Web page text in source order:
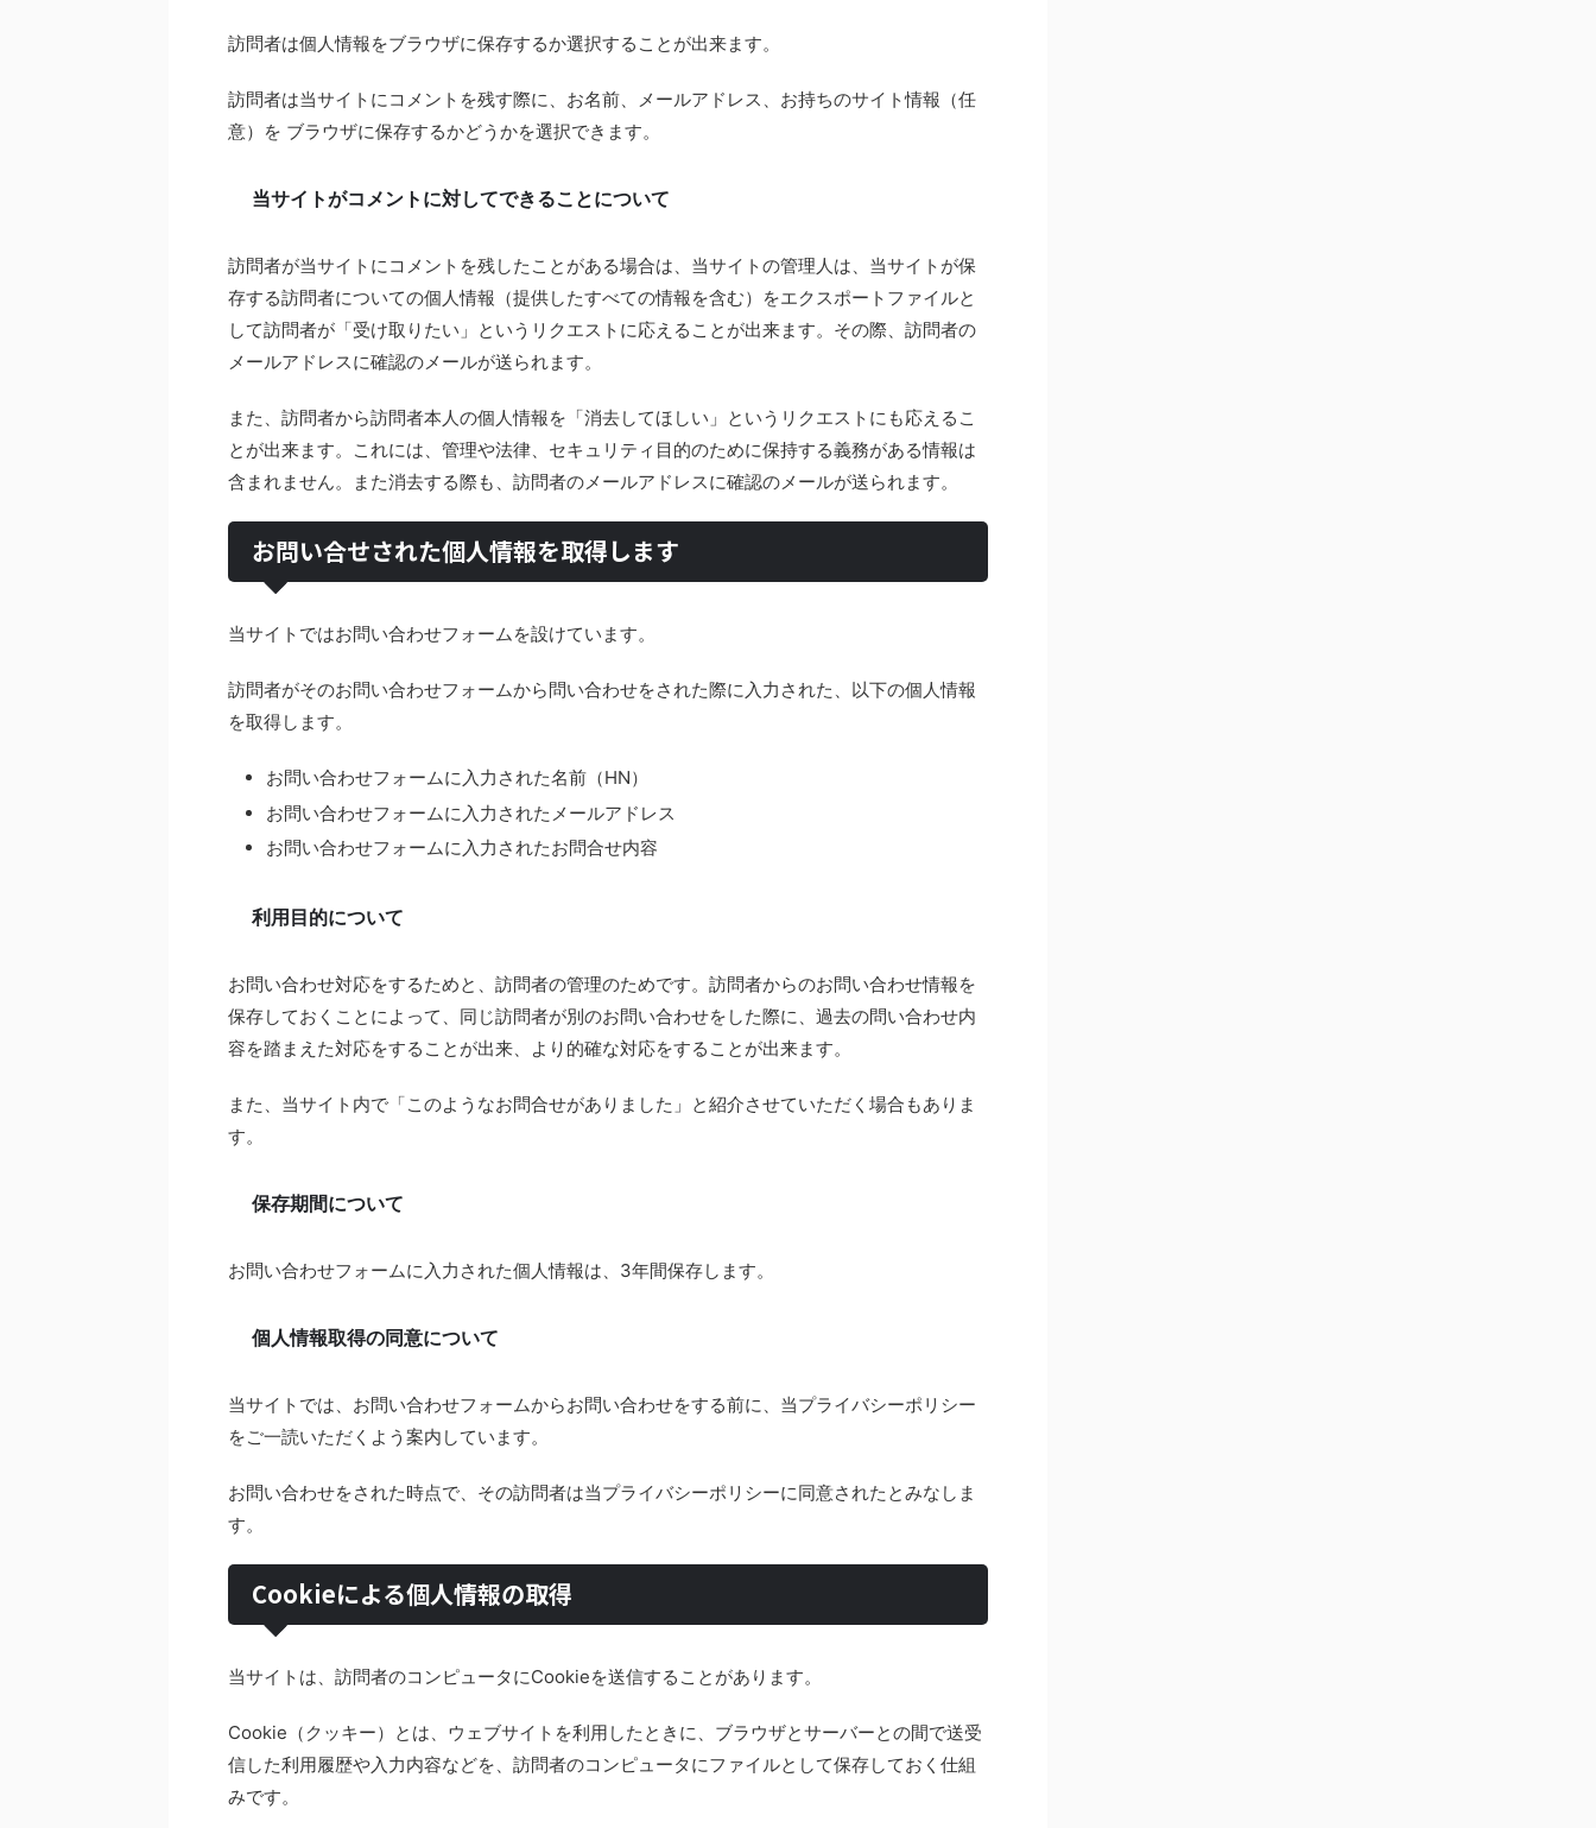
訪問者は個人情報をブラウザに保存するか選択することが出来ます。
訪問者は当サイトにコメントを残す際に、お名前、メールアドレス、お持ちのサイト情報（任
意）を ブラウザに保存するかどうかを選択できます。
当サイトがコメントに対してできることについて
訪問者が当サイトにコメントを残したことがある場合は、当サイトの管理人は、当サイトが保
存する訪問者についての個人情報（提供したすべての情報を含む）をエクスポートファイルと
して訪問者が「受け取りたい」というリクエストに応えることが出来ます。その際、訪問者の
メールアドレスに確認のメールが送られます。
また、訪問者から訪問者本人の個人情報を「消去してほしい」というリクエストにも応えるこ
とが出来ます。これには、管理や法律、セキュリティ目的のために保持する義務がある情報は
含まれません。また消去する際も、訪問者のメールアドレスに確認のメールが送られます。
お問い合せされた個人情報を取得します
当サイトではお問い合わせフォームを設けています。
訪問者がそのお問い合わせフォームから問い合わせをされた際に入力された、以下の個人情報
を取得します。
お問い合わせフォームに入力された名前（HN）
お問い合わせフォームに入力されたメールアドレス
お問い合わせフォームに入力されたお問合せ内容
利用目的について
お問い合わせ対応をするためと、訪問者の管理のためです。訪問者からのお問い合わせ情報を
保存しておくことによって、同じ訪問者が別のお問い合わせをした際に、過去の問い合わせ内
容を踏まえた対応をすることが出来、より的確な対応をすることが出来ます。
また、当サイト内で「このようなお問合せがありました」と紹介させていただく場合もありま
す。
保存期間について
お問い合わせフォームに入力された個人情報は、3年間保存します。
個人情報取得の同意について
当サイトでは、お問い合わせフォームからお問い合わせをする前に、当プライバシーポリシー
をご一読いただくよう案内しています。
お問い合わせをされた時点で、その訪問者は当プライバシーポリシーに同意されたとみなしま
す。
Cookieによる個人情報の取得
当サイトは、訪問者のコンピュータにCookieを送信することがあります。
Cookie（クッキー）とは、ウェブサイトを利用したときに、ブラウザとサーバーとの間で送受
信した利用履歴や入力内容などを、訪問者のコンピュータにファイルとして保存しておく仕組
みです。